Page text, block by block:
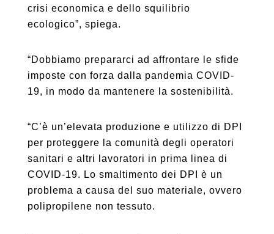
crisi economica e dello squilibrio
ecologico”, spiega.
“Dobbiamo prepararci ad affrontare le sfide
imposte con forza dalla pandemia COVID-
19, in modo da mantenere la sostenibilità.
“C’è un’elevata produzione e utilizzo di DPI
per proteggere la comunità degli operatori
sanitari e altri lavoratori in prima linea di
COVID-19. Lo smaltimento dei DPI è un
problema a causa del suo materiale, ovvero
polipropilene non tessuto.